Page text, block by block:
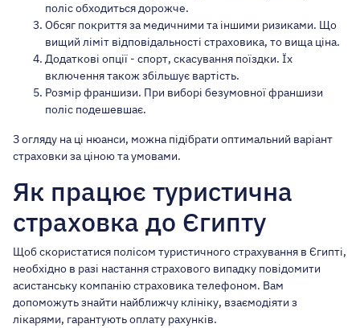
поліс обходиться дорожче.
Обсяг покриття за медичними та іншими ризиками. Що
вищий ліміт відповідальності страховика, то вища ціна.
Додаткові опції - спорт, скасування поїздки. Їх
включення також збільшує вартість.
Розмір франшизи. При виборі безумовної франшизи
поліс подешевшає.
З огляду на ці нюанси, можна підібрати оптимальний варіант
страховки за ціною та умовами.
Як працює туристична
страховка до Єгипту
Щоб скористатися полісом туристичного страхування в Єгипті,
необхідно в разі настання страхового випадку повідомити
асистанську компанію страховика телефоном. Вам
допоможуть знайти найближчу клініку, взаємодіяти з
лікарями, гарантують оплату рахунків.